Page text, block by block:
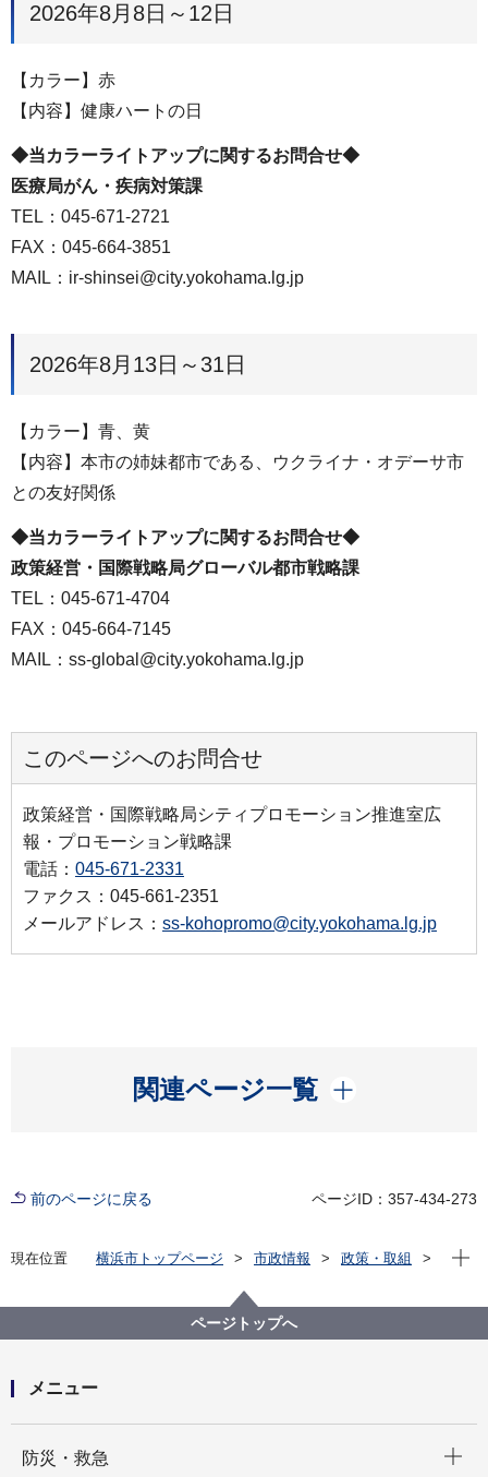
2026年8月8日～12日
【カラー】赤
【内容】健康ハートの日
◆当カラーライトアップに関するお問合せ◆
医療局がん・疾病対策課
TEL：045-671-2721
FAX：045-664-3851
MAIL：ir-shinsei@city.yokohama.lg.jp
2026年8月13日～31日
【カラー】青、黄
【内容】本市の姉妹都市である、ウクライナ・オデーサ市
との友好関係
◆当カラーライトアップに関するお問合せ◆
政策経営・国際戦略局グローバル都市戦略課
TEL：045-671-4704
FAX：045-664-7145
MAIL：ss-global@city.yokohama.lg.jp
このページへのお問合せ
政策経営・国際戦略局シティプロモーション推進室広
報・プロモーション戦略課
電話： 045-671-2331
ファクス：045-661-2351
メールアドレス： ss-kohopromo@city.yokohama.lg.jp
関連ページ一覧
開く
前のページに戻る ページID：357-434-273
現在位置 横浜市トップページ 市政情報
政策・取組
市庁舎カラーライトアップ
横浜市庁舎カラーライトアップ
現在
ページトップへ
メニュー
防災・救急